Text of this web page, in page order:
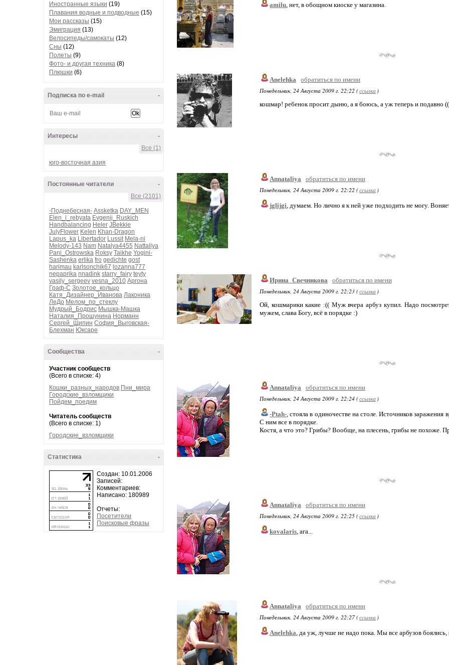
Иностранные языки (19)
Плавания водные и подводные (15)
Мои рассказы (15)
Эмиграция (13)
Велосипеды/самокаты (12)
Сны (12)
Полеты (9)
Фото- и другая техника (8)
Плюшки (6)
-
Подписка по e-mail
-
Интересы
Все (1)
юго-восточная азия
-
Постоянные читатели
Все (2101)
-Поднебесная- Assketka DAY_MEN
Elen_i_rebyata Evgenij_Ruskich
Handbalancing Heler JBekkie
JulyFlower Kelen Khan-Dragon
Lapus_ka Libertador Lussit Mela-ni
Melody-143 Nam Natalya4455 Nattaliya
Pani_Ostrowska Roksy Taikhe Yogini-
Sashenka erlika fro gedichte gost
harimau karlsonchik67 lozanna777
nepaprika nnadink starry_fairy teyty
vasily_sergeev vesna_2010 Аргона
Граф-С Золотое_кольцо
Катя_Дизайнер_Иванова Лаконика
ЛеДо Мелом_по_стеклу
Мудрый_Бодрис Мышка-Машка
Наталия_Прошунина Норманн
Сергей_Щипин София_Выговская-
Блехман Юксаре
-
Сообщества
Участник сообществ
(Всего в списке: 4)
Кошки_разных_народов Пни_мира
Городские_взломщики
Пойдем_поедим
Читатель сообществ
(Всего в списке: 1)
Городские_взломщики
-
Статистика
Создан: 10.01.2006
Записей:
Комментариев:
Написано: 180989
Отчеты:
Посетители
Поисковые фразы
amilu, нет, в обощном киоске у магазина.
Anelehka
обратиться по имени
Понедельник, 24 Августа 2009 г. 22:22 (ссылка )
кошмар! ребенок просит дыню, а я боюсь, а уж теперь и подавно
Annataliya
обратиться по имени
Понедельник, 24 Августа 2009 г. 22:22 (ссылка )
jglijgi, думаем. Но лично я к ней уже подходить не могу.
Ирина_Свечникова
обратиться по имени
Понедельник, 24 Августа 2009 г. 22:23 (ссылка )
Ой, кошмарики какие :(( Муж вчера арбуз купил. Надо
мужем, слава Богу, всё в порядке :)
Annataliya
обратиться по имени
Понедельник, 24 Августа 2009 г. 22:24 (ссылка )
-Ptah-, стояла в одиночестве на столе. Источников
С ним все в порядке.
Костя, а что это? Грибы? Вообще, на плесень, грибы не похоже.
Annataliya
обратиться по имени
Понедельник, 24 Августа 2009 г. 22:25 (ссылка )
kovalaris, ага...
Annataliya
обратиться по имени
Понедельник, 24 Августа 2009 г. 22:27 (ссылка )
Anelehka, да уж, лучше не надо пока. Мы все арбузов